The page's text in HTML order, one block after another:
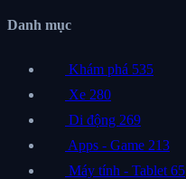
Danh mục
Khám phá 535
Xe 280
Di động 269
Apps - Game 213
Máy tính - Tablet 65